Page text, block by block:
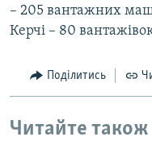
– 205 вантажних
Керчі – 80
Поділитись
Читайте також